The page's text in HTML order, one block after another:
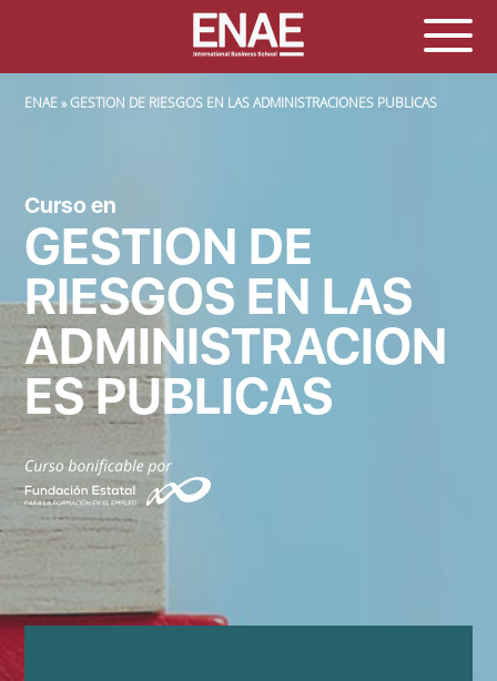
SOBRESCRIBIR ENLACES DE AYUDA A LA NAVEGACIÓN
ENAE GESTION DE RIESGOS EN LAS ADMINISTRACIONES PUBLICAS
Curso en
GESTION DE
RIESGOS EN LAS
ADMINISTRACION
ES PUBLICAS